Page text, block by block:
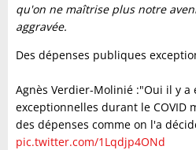
qu'on ne maîtrise plus notre
aggravée.
Des dépenses publiques
Agnès Verdier-Molinié :"Oui il y a
exceptionnelles durant le COVID
des dépenses comme on l'a
pic.twitter.com/1Lqdjp4ONd